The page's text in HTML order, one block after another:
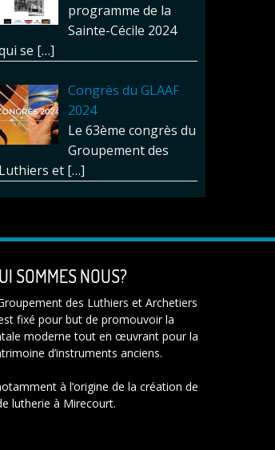
programme de la
Sainte-Cécile 2024
se […]
Congrès du GLAAF
2024
Le 63ème congrès du
Groupement des
Luthiers et […]
SOMMES NOUS?
des Luthiers et Archetiers
fixé pour but de promouvoir la
moderne tout en œuvrant pour la
d’instruments anciens.
à l’origine de la création de
lutherie à Mirecourt.